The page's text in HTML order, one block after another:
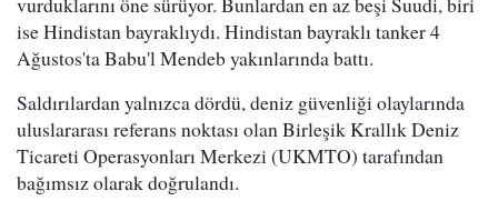
ise Hindistan bayraklıydı. Hindistan bayraklı tanker 4
Ağustos'ta Babu'l Mendeb yakınlarında battı.
Saldırılardan yalnızca dördü, deniz güvenliği olaylarında
uluslararası referans noktası olan Birleşik Krallık Deniz
Ticareti Operasyonları Merkezi (UKMTO) tarafından
bağımsız olarak doğrulandı.